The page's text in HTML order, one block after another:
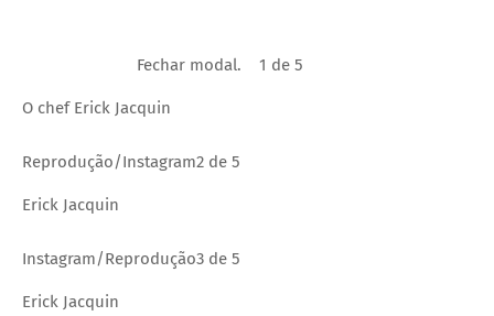
Fechar modal. 1 de 5
O chef Erick Jacquin
Reprodução/Instagram2 de 5
Erick Jacquin
Instagram/Reprodução3 de 5
Erick Jacquin